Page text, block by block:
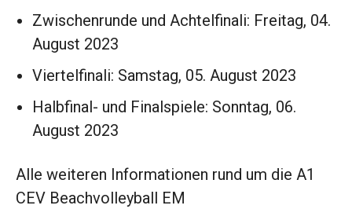
Zwischenrunde und Achtelfinali: Freitag, 04.
August 2023
Viertelfinali: Samstag, 05. August 2023
Halbfinal- und Finalspiele: Sonntag, 06.
August 2023
Alle weiteren Informationen rund um die A1
CEV Beachvolleyball EM